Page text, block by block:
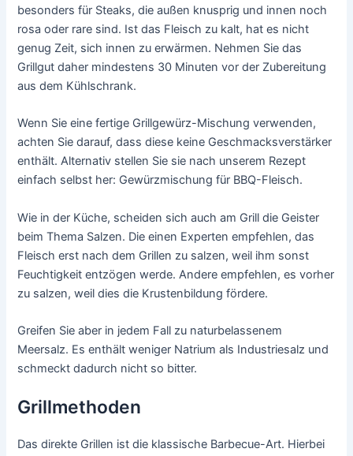
besonders für Steaks, die außen knusprig und innen noch
rosa oder rare sind. Ist das Fleisch zu kalt, hat es nicht
genug Zeit, sich innen zu erwärmen. Nehmen Sie das
Grillgut daher mindestens 30 Minuten vor der Zubereitung
aus dem Kühlschrank.
Wenn Sie eine fertige Grillgewürz-Mischung verwenden,
achten Sie darauf, dass diese keine Geschmacksverstärker
enthält. Alternativ stellen Sie sie nach unserem Rezept
einfach selbst her: Gewürzmischung für BBQ-Fleisch.
Wie in der Küche, scheiden sich auch am Grill die Geister
beim Thema Salzen. Die einen Experten empfehlen, das
Fleisch erst nach dem Grillen zu salzen, weil ihm sonst
Feuchtigkeit entzögen werde. Andere empfehlen, es vorher
zu salzen, weil dies die Krustenbildung fördere.
Greifen Sie aber in jedem Fall zu naturbelassenem
Meersalz. Es enthält weniger Natrium als Industriesalz und
schmeckt dadurch nicht so bitter.
Grillmethoden
Das direkte Grillen ist die klassische Barbecue-Art. Hierbei